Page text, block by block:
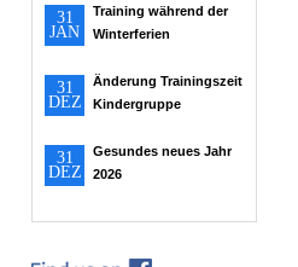
31
JAN
Training während der
Winterferien
31
DEZ
Änderung Trainingszeit
Kindergruppe
31
DEZ
Gesundes neues Jahr
2026